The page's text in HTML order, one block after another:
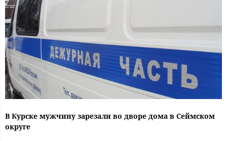
В Курске мужчину зарезали во дворе дома в Сеймском
округе